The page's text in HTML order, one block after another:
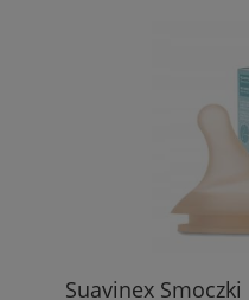
Suavinex